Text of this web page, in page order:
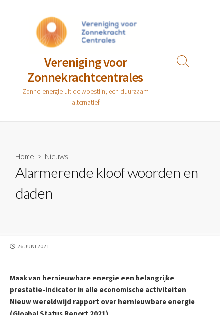
Vereniging voor
Zonnekrachtcentrales
Zonne-energie uit de woestijn; een duurzaam
alternatief
Zoeken
Home > Nieuws
Alarmerende kloof woorden en
daden
PUBLICATIEDATUM
26 JUNI 2021
Maak van hernieuwbare energie een belangrijke
prestatie-indicator in alle economische activiteiten
Nieuw wereldwijd rapport over hernieuwbare energie